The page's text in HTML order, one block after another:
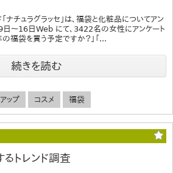
ナチュラグラッセ」は、福袋と化粧品についてアン
～16日Web にて、3422名の女性にアンケート
福袋を買う予定ですか？」「...
続きを読む
ップ コスメ 福袋
トレンド調査